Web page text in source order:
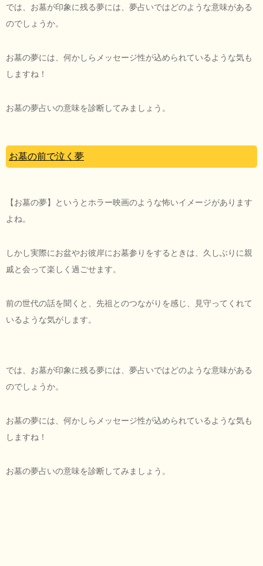
では、お墓が印象に残る夢には、夢占いではどのような意味がある
のでしょうか。
お墓の夢には、何かしらメッセージ性が込められているような気も
しますね！
お墓の夢占いの意味を診断してみましょう。
お墓の前で泣く夢
【お墓の夢】というとホラー映画のような怖いイメージがあります
よね。
しかし実際にお盆やお彼岸にお墓参りをするときは、久しぶりに親
戚と会って楽しく過ごせます。
前の世代の話を聞くと、先祖とのつながりを感じ、見守ってくれて
いるような気がします。
では、お墓が印象に残る夢には、夢占いではどのような意味がある
のでしょうか。
お墓の夢には、何かしらメッセージ性が込められているような気も
しますね！
お墓の夢占いの意味を診断してみましょう。